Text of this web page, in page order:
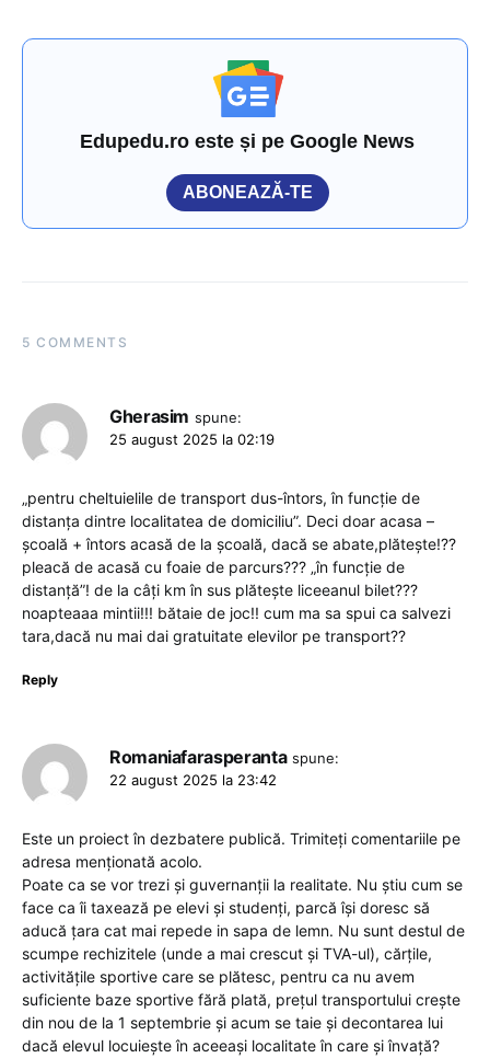
Edupedu.ro este și pe Google News
ABONEAZĂ-TE
5 COMMENTS
Gherasim spune:
25 august 2025 la 02:19
„pentru cheltuielile de transport dus-întors, în funcție de
distanța dintre localitatea de domiciliu”. Deci doar acasa –
școală + întors acasă de la școală, dacă se abate,plătește!??
pleacă de acasă cu foaie de parcurs??? „în funcție de
distanță”! de la câți km în sus plătește liceeanul bilet???
noapteaaa mintii!!! bătaie de joc!! cum ma sa spui ca salvezi
tara,dacă nu mai dai gratuitate elevilor pe transport??
Reply
Romaniafarasperanta spune:
22 august 2025 la 23:42
Este un proiect în dezbatere publică. Trimiteți comentariile pe
adresa menționată acolo.
Poate ca se vor trezi și guvernanții la realitate. Nu știu cum se
face ca îi taxează pe elevi și studenți, parcă își doresc să
aducă țara cat mai repede in sapa de lemn. Nu sunt destul de
scumpe rechizitele (unde a mai crescut și TVA-ul), cărțile,
activitățile sportive care se plătesc, pentru ca nu avem
suficiente baze sportive fără plată, prețul transportului crește
din nou de la 1 septembrie și acum se taie și decontarea lui
dacă elevul locuiește în aceeași localitate în care și învață?